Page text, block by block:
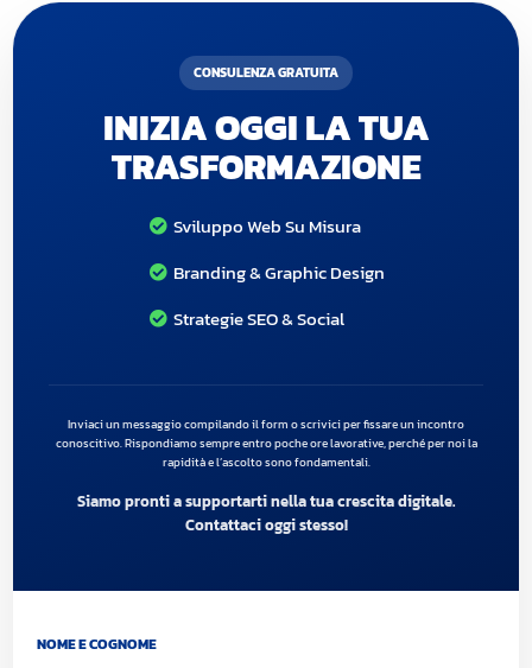
CONSULENZA GRATUITA
INIZIA OGGI LA TUA
TRASFORMAZIONE
Sviluppo Web Su Misura
Branding & Graphic Design
Strategie SEO & Social
Inviaci un messaggio compilando il form o scrivici per fissare un incontro
conoscitivo. Rispondiamo sempre entro poche ore lavorative, perché per noi la
rapidità e l’ascolto sono fondamentali.
Siamo pronti a supportarti nella tua crescita digitale.
Contattaci oggi stesso!
NOME E COGNOME